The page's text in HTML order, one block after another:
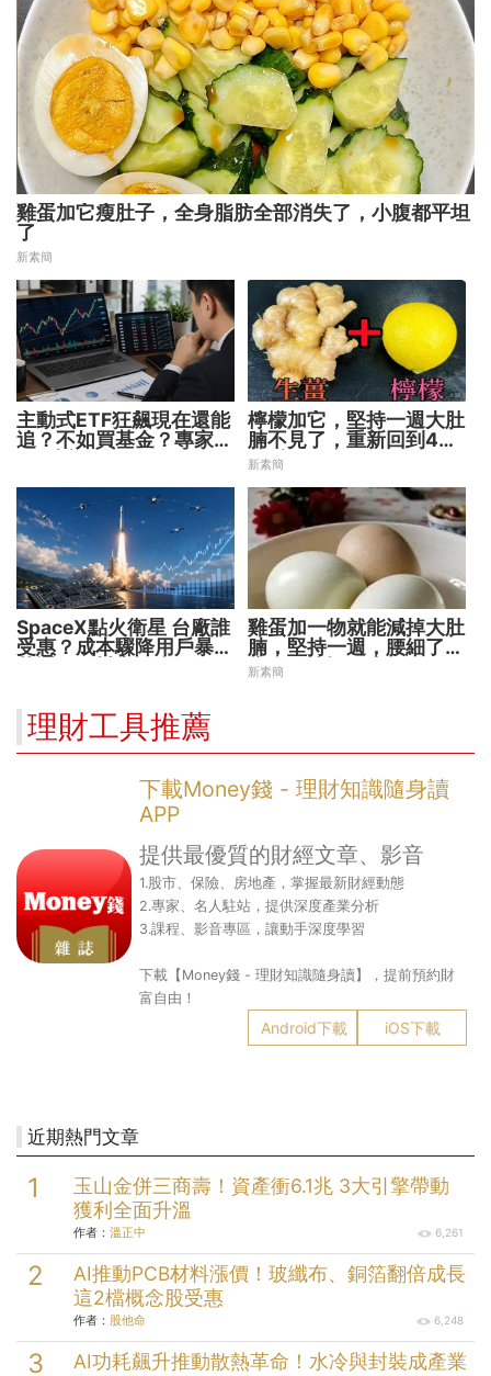
雞蛋加它瘦肚子，全身脂肪全部消失了，小腹都平坦
了
新素簡
主動式ETF狂飆現在還能
追？不如買基金？專家親
檸檬加它，堅持一週大肚
腩不見了，重新回到45
公斤
新素簡
SpaceX點火衛星 台廠誰
受惠？成本驟降用戶暴增
雞蛋加一物就能減掉大肚
腩，堅持一週，腰細了，
瘦到你懷疑人生！
新素簡
理財工具推薦
下載Money錢 - 理財知識隨身讀
APP
提供最優質的財經文章、影音
1.股市、保險、房地產，掌握最新財經動態
2.專家、名人駐站，提供深度產業分析
3.課程、影音專區，讓動手深度學習
下載【Money錢 - 理財知識隨身讀】，提前預約財
富自由！
Android下載 iOS下載
近期熱門文章
玉山金併三商壽！資產衝6.1兆 3大引擎帶動
獲利全面升溫
作者： 溫正中 6,261
AI推動PCB材料漲價！玻纖布、銅箔翻倍成長
這2檔概念股受惠
作者： 股他命 6,248
AI功耗飆升推動散熱革命！水冷與封裝成產業